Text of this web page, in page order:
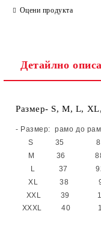
Оцени продукта
Детайлно
Размер- S, М, L,
- Размер:рамо до
S 35 84
M
36 88
L 37 92
XL 38 96
XXL 39
XXXL 40